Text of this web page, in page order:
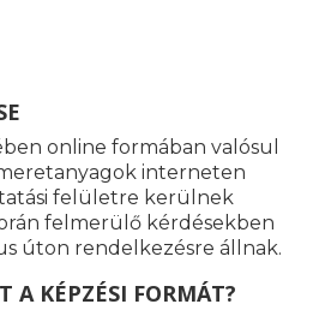
online formában valósul
interneten
felületre kerülnek
felmerülő kérdésekben
úton rendelkezésre állnak.
A KÉPZÉSI FORMÁT?